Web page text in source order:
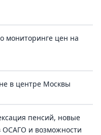
мониторинге цен на
в центре Москвы
пенсий, новые
и возможности